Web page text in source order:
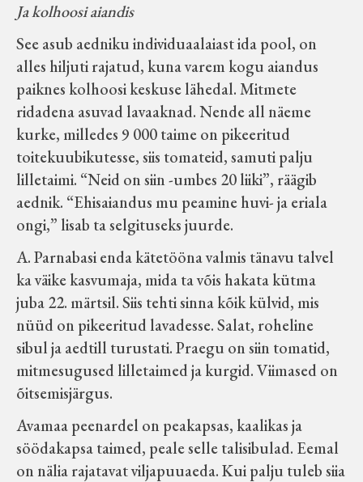
Ja kolhoosi aiandis
See asub aedniku individuaalaiast ida pool, on
alles hiljuti rajatud, kuna varem kogu aiandus
paiknes kolhoosi keskuse lähedal. Mitmete
ridadena asuvad lavaaknad. Nende all näeme
kurke, milledes 9 000 taime on pikeeritud
toitekuubikutesse, siis tomateid, samuti palju
lilletaimi. “Neid on siin -umbes 20 liiki”, räägib
aednik. “Ehisaiandus mu peamine huvi- ja eriala
ongi,” lisab ta selgituseks juurde.
A. Parnabasi enda kätetööna valmis tänavu talvel
ka väike kasvumaja, mida ta võis hakata kütma
juba 22. märtsil. Siis tehti sinna kõik külvid, mis
nüüd on pikeeritud lavadesse. Salat, roheline
sibul ja aedtill turustati. Praegu on siin tomatid,
mitmesugused lilletaimed ja kurgid. Viimased on
õitsemisjärgus.
Avamaa peenardel on peakapsas, kaalikas ja
söödakapsa taimed, peale selle talisibulad. Eemal
on nälia rajatavat viljapuuaeda. Kui palju tuleb siia